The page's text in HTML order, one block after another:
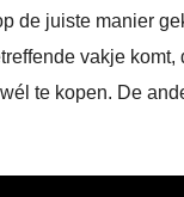
de juiste manier
vakje komt,
te kopen. De